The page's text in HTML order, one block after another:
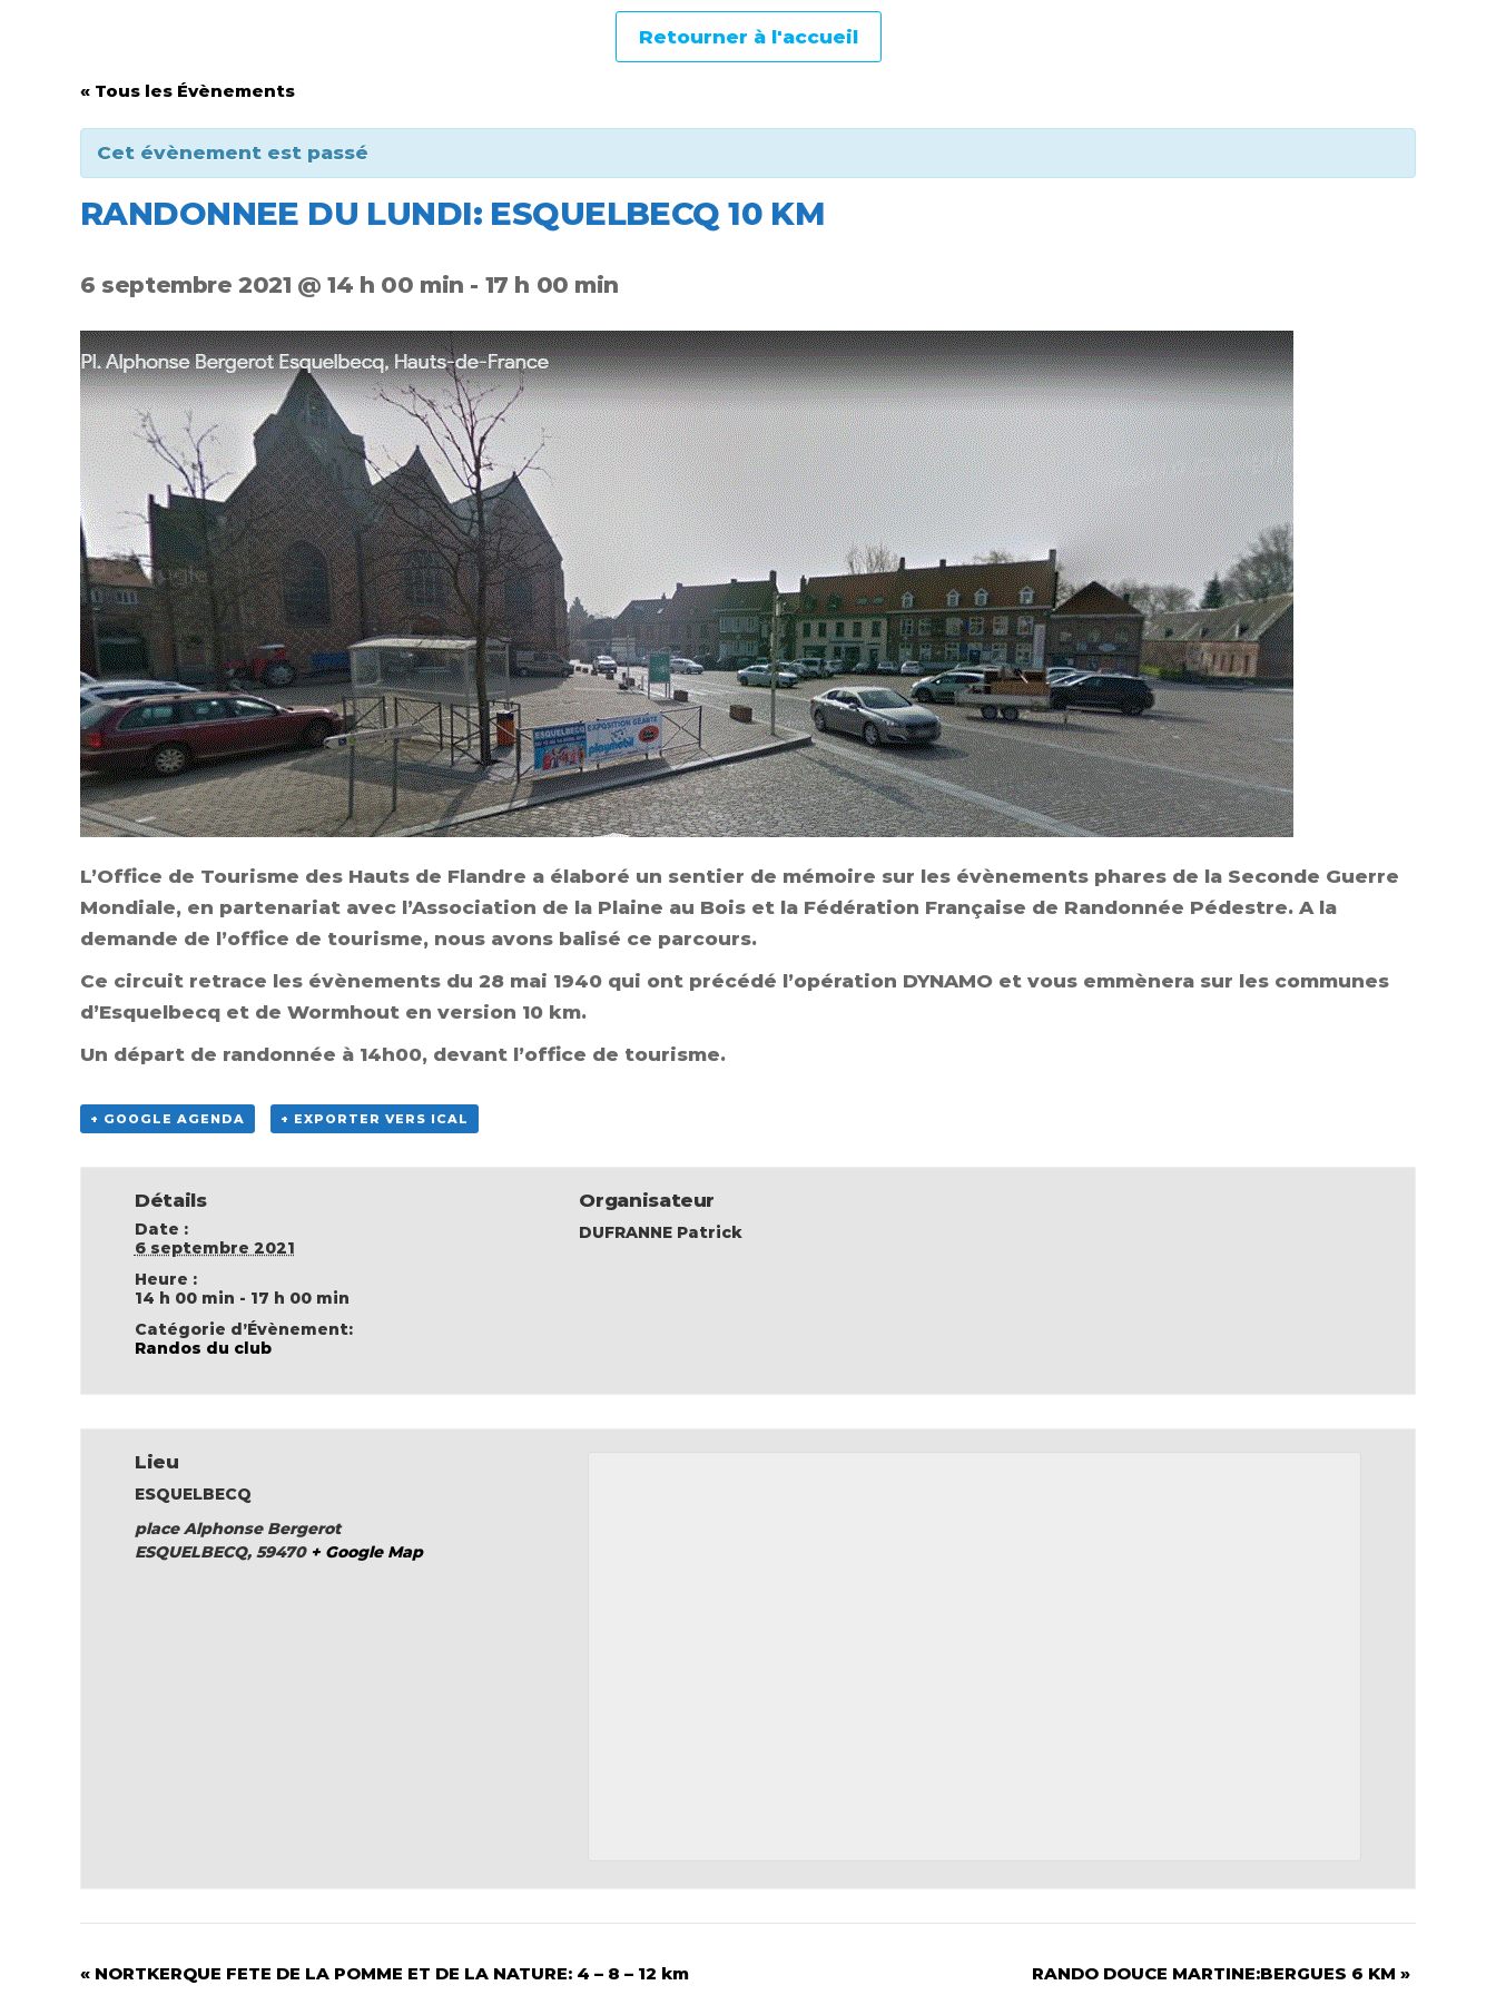
Retourner à l'accueil
« Tous les Évènements
Cet évènement est passé
RANDONNEE DU LUNDI: ESQUELBECQ 10 KM
6 septembre 2021 @ 14 h 00 min - 17 h 00 min
L’Office de Tourisme des Hauts de Flandre a élaboré un sentier de mémoire sur les évènements phares de la Seconde Guerre
Mondiale, en partenariat avec l’Association de la Plaine au Bois et la Fédération Française de Randonnée Pédestre. A la
demande de l’office de tourisme, nous avons balisé ce parcours.
Ce circuit retrace les évènements du 28 mai 1940 qui ont précédé l’opération DYNAMO et vous emmènera sur les communes
d’Esquelbecq et de Wormhout en version 10 km.
Un départ de randonnée à 14h00, devant l’office de tourisme.
+ GOOGLE AGENDA + EXPORTER VERS ICAL
Détails
Date :
6 septembre 2021
Heure :
14 h 00 min - 17 h 00 min
Catégorie d’Évènement:
Randos du club
Organisateur
DUFRANNE Patrick
Lieu
ESQUELBECQ
place Alphonse Bergerot
ESQUELBECQ, 59470 + Google Map
« NORTKERQUE FETE DE LA POMME ET DE LA NATURE: 4 – 8 – 12 km RANDO DOUCE MARTINE:BERGUES 6 KM »